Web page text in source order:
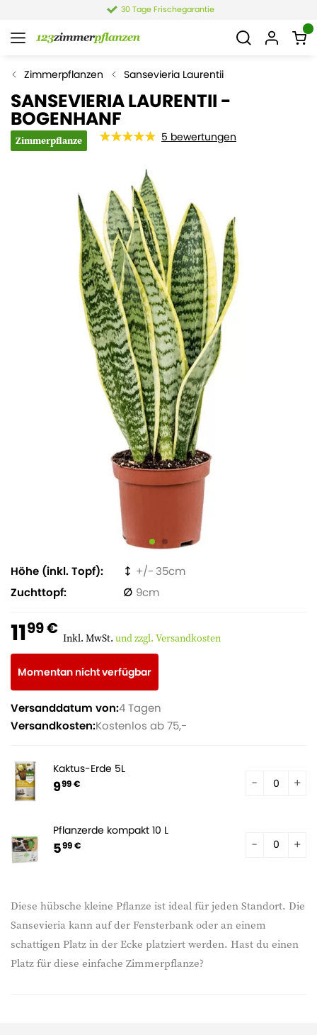
30 Tage Frischegarantie
Zimmerpflanzen Sansevieria Laurentii
SANSEVIERIA LAURENTII -
BOGENHANF
Zimmerpflanze 5 bewertungen
Diese hübsche kleine Pflanze ist ideal für jeden Standort. Die
Sansevieria kann auf der Fensterbank oder an einem
schattigen Platz in der Ecke platziert werden. Hast du einen
Platz für diese einfache Zimmerpflanze?
Höhe (inkl. Topf)
35
Zuchttopf
9
1199 € Inkl. MwSt. und zzgl. Versandkosten
Momentan nicht verfügbar
Versanddatum von:4 Tagen
Versandkosten:Kostenlos ab 75,-
Kaktus-Erde 5L
999 €
Pflanzerde kompakt 10 L
599 €